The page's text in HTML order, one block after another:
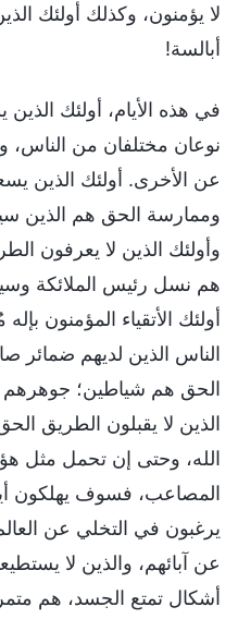
لا يؤمنون، وكذلك أولئك
أبالسة!
في هذه الأيام، أولئك
نوعان مختلفان من الناس،
عن الأخرى. أولئك الذين
وممارسة الحق هم الذين
وأولئك الذين لا يعرفون
هم نسل رئيس الملائكة
أولئك الأتقياء المؤمنون
الناس الذين لديهم ضمائر
الحق هم شياطين؛ جوهرهم
الذين لا يقبلون الطريق
الله، وحتى إن تحمل مثل
المصاعب، فسوف يهلكون
يرغبون في التخلي عن
عن آبائهم، والذين لا
أشكال تمتع الجسد، هم